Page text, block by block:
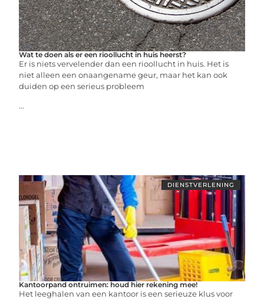
Wat te doen als er een rioollucht in huis heerst?
Er is niets vervelender dan een rioollucht in huis. Het is
niet alleen een onaangename geur, maar het kan ook
duiden op een serieus probleem
...
DIENSTVERLENING
Kantoorpand ontruimen: houd hier rekening mee!
Het leeghalen van een kantoor is een serieuze klus voor